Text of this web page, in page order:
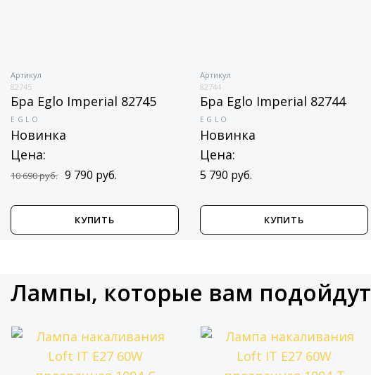
Артикул
82745
Бра Eglo Imperial 82745
EGLO
Новинка
Цена:
10 690 руб. 9 790 руб.
КУПИТЬ
Артикул
82744
Бра Eglo Imperial 82744
EGLO
Новинка
Цена:
5 790 руб.
КУПИТЬ
Лампы, которые вам подойдут